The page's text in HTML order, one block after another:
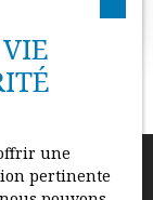
une
pertinente